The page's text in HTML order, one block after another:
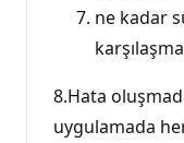
ne kadar
8.Hata
uygulamada